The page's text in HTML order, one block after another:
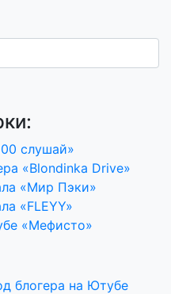
слушай»
«Blondinka Drive»
«Мир Пэки»
«FLEYY»
«Мефисто»
блогера на Ютубе